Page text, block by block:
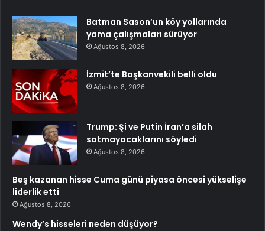
Batman Sason’un köy yollarında
yama çalışmaları sürüyor
Ağustos 8, 2026
İzmit’te Başkanvekili belli oldu
Ağustos 8, 2026
Trump: Şi ve Putin İran’a silah
satmayacaklarını söyledi
Ağustos 8, 2026
Beş kazanan hisse Cuma günü piyasa öncesi yükselişe
liderlik etti
Ağustos 8, 2026
Wendy’s hisseleri neden düşüyor?